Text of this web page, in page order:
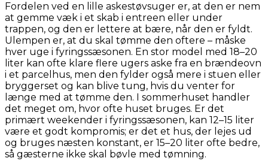
Fordelen ved en lille askestøvsuger er, at den er nem
at gemme væk i et skab i entreen eller under
trappen, og den er lettere at bære, når den er fyldt.
Ulempen er, at du skal tømme den oftere – måske
hver uge i fyringssæsonen. En stor model med 18–20
liter kan ofte klare flere ugers aske fra en brændeovn
i et parcelhus, men den fylder også mere i stuen eller
bryggerset og kan blive tung, hvis du venter for
længe med at tømme den. I sommerhuset handler
det meget om, hvor ofte huset bruges. Er det
primært weekender i fyringssæsonen, kan 12–15 liter
være et godt kompromis; er det et hus, der lejes ud
og bruges næsten konstant, er 15–20 liter ofte bedre,
så gæsterne ikke skal bøvle med tømning.